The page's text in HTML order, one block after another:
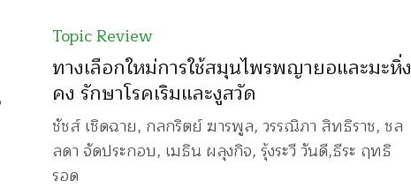
Topic Review
ทางเลือกใหม่การใช้สมุนไพรพญายอและมะหิ่ง
คง รักษาโรคเริมและงูสวัด
ชัชส์ เชิดฉาย, กลกริตย์ ฆารพูล, วรรณิภา สิทธิราช, ชล
ลดา จัดประกอบ, เมธิน ผลุงกิจ, รุ้งระวี วันดี,ธีระ ฤทธิ
รอด